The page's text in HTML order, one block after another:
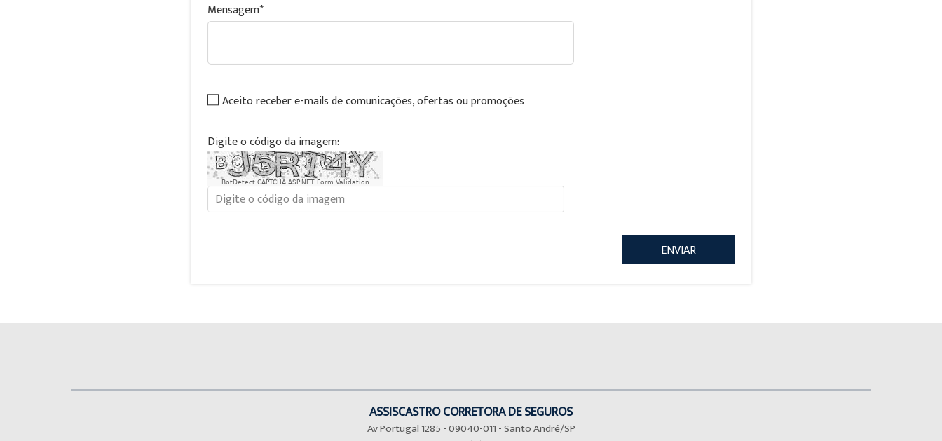
Mensagem
Aceito receber e-mails de comunicações, ofertas ou promoções
Digite o código da imagem:
BotDetect CAPTCHA ASP.NET Form Validation
ENVIAR
ASSISCASTRO CORRETORA DE SEGUROS
Av Portugal 1285 - 09040-011 - Santo André/SP